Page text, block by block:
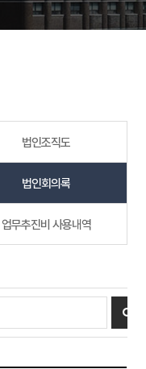
법인조직도
법인회의록
업무추진비 사용내역